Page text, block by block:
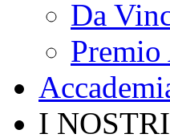
Da
I